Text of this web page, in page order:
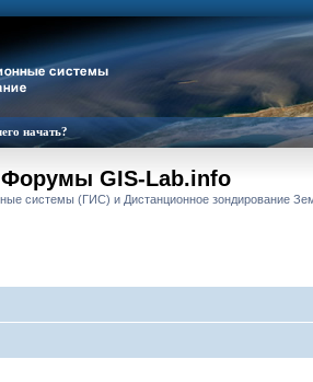
начать?
Форумы GIS-Lab.info
системы (ГИС) и Дистанционное зондирование